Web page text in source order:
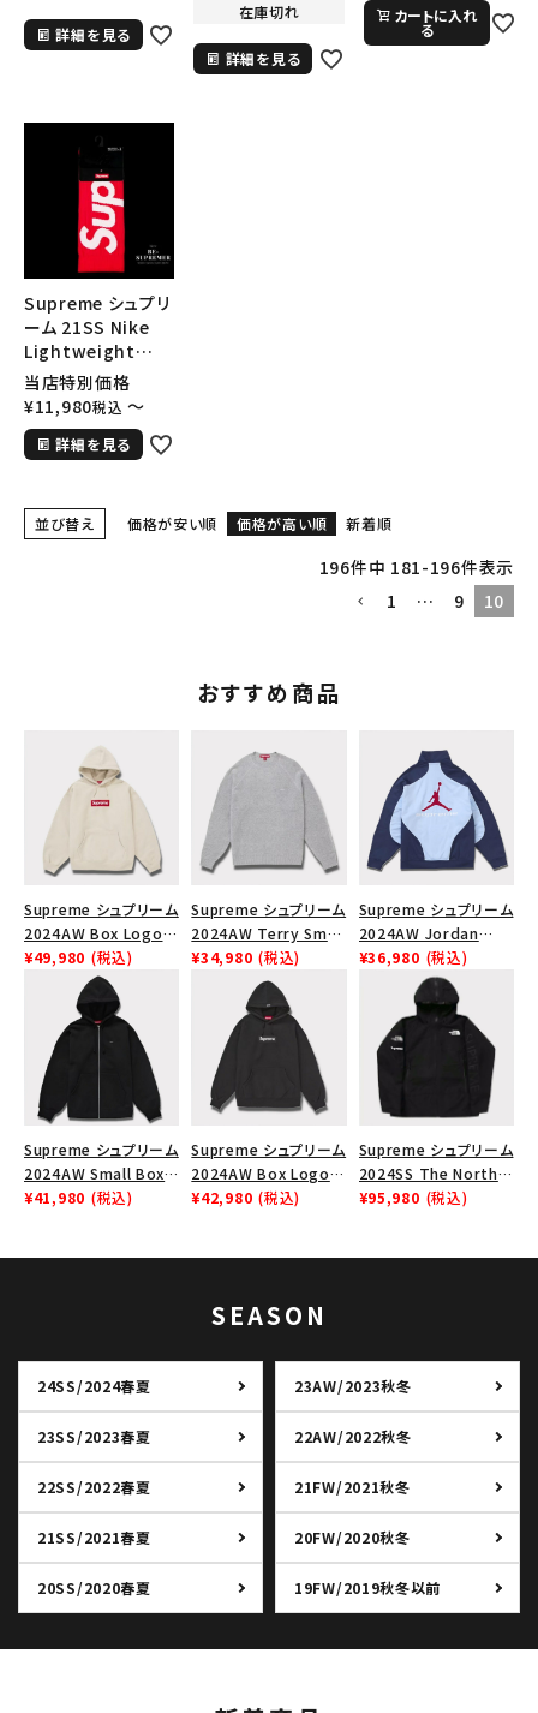
コラボレーションブランドから探す
並び順
価格から探す
詳細を見る
在庫切れ
詳細を見る
カートに入れ
る
Supreme シュプリ
ーム 21SS Nike
Lightweight
Crew Socks(1
Pack) ナイキライト
ウェイトクルーソッ
クス(1パック) レッ
当店特別価格
¥11,980税込 〜
詳細を見る
並び替え 価格が安い順 価格が高い順 新着順
196件中 181-196件表示
1
… 9 10
おすすめ商品
Supreme シュプリーム
2024AW Box Logo
Hooded Sweatshirt
ボックスロゴフードパー
カー ストーン
¥49,980 (税込)
Supreme シュプリーム
2024AW Terry Small
Box Sweater テリー
スモールボックスセータ
ー ヘザーグレー 灰
¥34,980 (税込)
Supreme シュプリーム
2024AW Jordan
Tricot Track Jacket
ジョーダントリコットト
ラックジャケット ライト
ブルー 青
¥36,980 (税込)
Supreme シュプリーム
2024AW Small Box
Zip Up Hooded
¥41,980 (税込)
Supreme シュプリーム
2024AW Box Logo
Hooded Sweatshirt
¥42,980 (税込)
Supreme シュプリーム
2024SS The North
Face Split Taped
¥95,980 (税込)
SEASON
24SS/2024春夏 23AW/2023秋冬
23SS/2023春夏 22AW/2022秋冬
22SS/2022春夏 21FW/2021秋冬
21SS/2021春夏 20FW/2020秋冬
20SS/2020春夏 19FW/2019秋冬以前